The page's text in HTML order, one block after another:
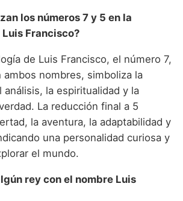
los números 7 y 5 en la
Francisco?
de Luis Francisco, el número 7,
nombres, simboliza la
la espiritualidad y la
La reducción final a 5
la aventura, la adaptabilidad y
una personalidad curiosa y
el mundo.
rey con el nombre Luis